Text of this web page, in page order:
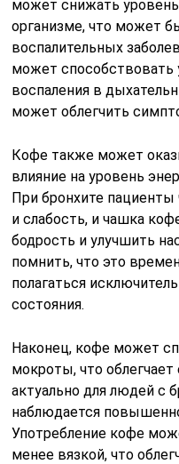
может снижать
организме, что может
воспалительных
может
воспаления в
может облегчить
Кофе также может
влияние на уровень
При бронхите
и слабость, и чашка
бодрость и улучшить
помнить, что это
полагаться
состояния.
Наконец, кофе может
мокроты, что
актуально для людей с
наблюдается
Употребление кофе
менее вязкой, что